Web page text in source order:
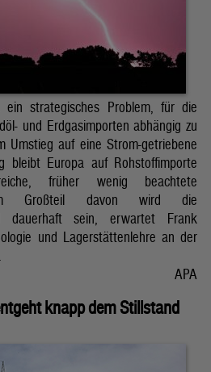
strategisches Problem, für die
und Erdgasimporten abhängig zu
Umstieg auf eine Strom-getriebene
bleibt Europa auf Rohstoffimporte
früher wenig beachtete
Großteil davon wird die
dauerhaft sein, erwartet Frank
und Lagerstättenlehre an der
APA
knapp dem Stillstand